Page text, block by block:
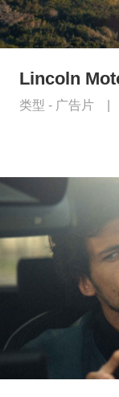
Lincoln
类型 - 广告片